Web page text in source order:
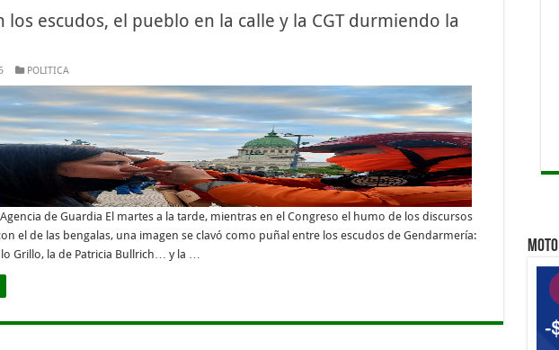
los escudos, el pueblo en la calle y la CGT durmiendo la
POLITICA
de Guardia El martes a la tarde, mientras en el Congreso el humo de los discursos
el de las bengalas, una imagen se clavó como puñal entre los escudos de Gendarmería:
Grillo, la de Patricia Bullrich… y la …